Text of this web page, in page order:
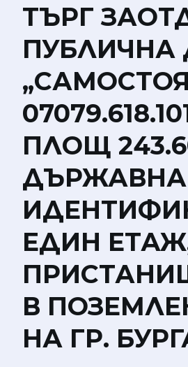
ТЪРГ
ПУБЛИЧНА
ПЛОЩ
ДЪРЖАВНА
ЕДИН
В
НА ГР.